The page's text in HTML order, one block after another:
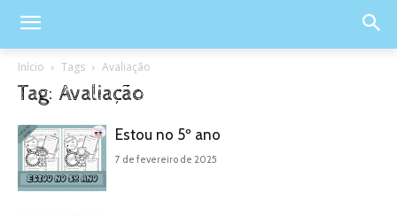
Início Tags Avaliação
Tag: Avaliação
Estou no 5º ano
7 de fevereiro de 2025